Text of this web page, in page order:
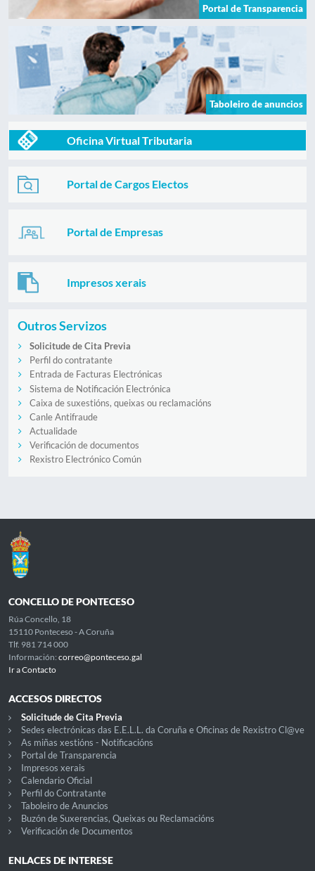
Portal de Transparencia
Taboleiro de anuncios
Oficina Virtual Tributaria
Portal de Cargos Electos
Portal de Empresas
Impresos xerais
Outros Servizos
Solicitude de Cita Previa
Perfil do contratante
Entrada de Facturas Electrónicas
Sistema de Notificación Electrónica
Caixa de suxestións, queixas ou reclamacións
Canle Antifraude
Actualidade
Verificación de documentos
Rexistro Electrónico Común
CONCELLO DE PONTECESO
Rúa Concello, 18
15110 Ponteceso - A Coruña
Tlf. 981 714 000
Información: correo@ponteceso.gal
Ir a Contacto
ACCESOS DIRECTOS
Solicitude de Cita Previa
Sedes electrónicas das E.E.L.L. da Coruña e Oficinas de Rexistro Cl@ve
As miñas xestións - Notificacións
Portal de Transparencia
Impresos xerais
Calendario Oficial
Perfil do Contratante
Taboleiro de Anuncios
Buzón de Suxerencias, Queixas ou Reclamacións
Verificación de Documentos
ENLACES DE INTERESE